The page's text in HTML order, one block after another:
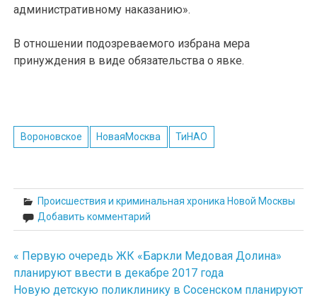
административному наказанию».
В отношении подозреваемого избрана мера
принуждения в виде обязательства о явке.
Вороновское НоваяМосква ТиНАО
Происшествия и криминальная хроника Новой Москвы
Добавить комментарий
Навигация
по
« Первую очередь ЖК «Баркли Медовая Долина»
планируют ввести в декабре 2017 года
Новую детскую поликлинику в Сосенском планируют